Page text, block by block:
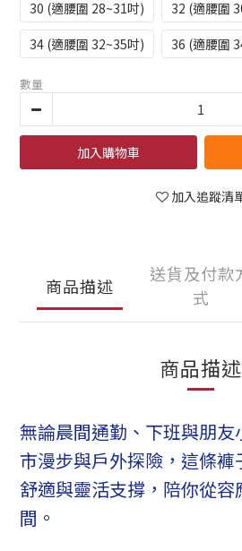
30 (適腰圍 28~31吋)
32 (適腰圍
34 (適腰圍 32~35吋)
36 (適腰圍
數量
加入購物車
加入追蹤清
商品描述
送貨及付款
式
商品描述
無論晨間通勤、下班與朋
市漫步與戶外探險，這條
舒適與靈活支撐，陪你從
間。